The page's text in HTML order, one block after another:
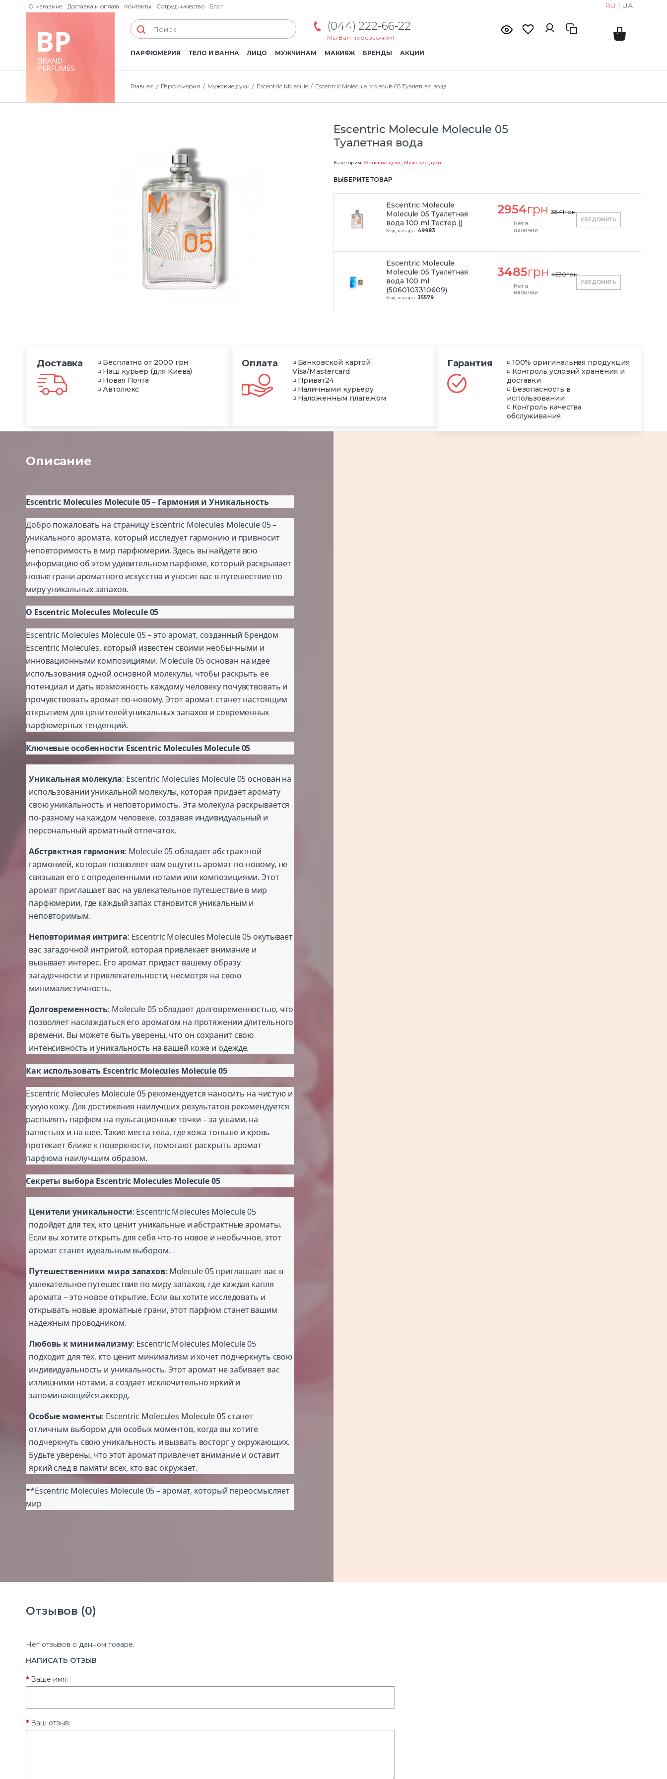
О магазине Доставка и оплата Контакты Сотрудничество Блог RU | UA
(044) 222-66-22
Мы Вам перезвоним!
ПАРФЮМЕРИЯ ТЕЛО И ВАННА ЛИЦО МУЖЧИНАМ МАКИЯЖ БРЕНДЫ АКЦИИ
Главная Парфюмерия Мужские духи Escentric Molecule Escentric Molecule Molecule 05 Туалетная вода
Escentric Molecule Molecule 05
Туалетная вода
Категория: Женские духи , Мужские духи
ВЫБЕРИТЕ ТОВАР
Escentric Molecule
Molecule 05 Туалетная
вода 100 ml Тестер ()
Код товара: 49983
2954грн 3841грн
Нет в
наличии
УВЕДОМИТЬ
Escentric Molecule
Molecule 05 Туалетная
вода 100 ml
(5060103310609)
Код товара: 35579
3485грн 4530грн
Нет в
наличии
УВЕДОМИТЬ
Доставка
◽ Бесплатно от 2000 грн
◽ Наш курьер (для Киева)
◽ Новая Почта
◽ Автолюкс
Оплата
◽ Банковской картой
Visa/Mastercard
◽ Приват24
◽ Наличными курьеру
◽ Наложенным платежом
Гарантия
◽ 100% оригинальная продукция
◽ Контроль условий хранения и
доставки
◽ Безопасность в
использовании
◽ Контроль качества
обслуживания
Описание
Escentric Molecules Molecule 05 – Гармония и Уникальность
Добро пожаловать на страницу Escentric Molecules Molecule 05 –
уникального аромата, который исследует гармонию и привносит
неповторимость в мир парфюмерии. Здесь вы найдете всю
информацию об этом удивительном парфюме, который раскрывает
новые грани ароматного искусства и уносит вас в путешествие по
миру уникальных запахов.
О Escentric Molecules Molecule 05
Escentric Molecules Molecule 05 – это аромат, созданный брендом
Escentric Molecules, который известен своими необычными и
инновационными композициями. Molecule 05 основан на идее
использования одной основной молекулы, чтобы раскрыть ее
потенциал и дать возможность каждому человеку почувствовать и
прочувствовать аромат по-новому. Этот аромат станет настоящим
открытием для ценителей уникальных запахов и современных
парфюмерных тенденций.
Ключевые особенности Escentric Molecules Molecule 05
Уникальная молекула: Escentric Molecules Molecule 05 основан на
использовании уникальной молекулы, которая придает аромату
свою уникальность и неповторимость. Эта молекула раскрывается
по-разному на каждом человеке, создавая индивидуальный и
персональный ароматный отпечаток.
Абстрактная гармония: Molecule 05 обладает абстрактной
гармонией, которая позволяет вам ощутить аромат по-новому, не
связывая его с определенными нотами или композициями. Этот
аромат приглашает вас на увлекательное путешествие в мир
парфюмерии, где каждый запах становится уникальным и
неповторимым.
Неповторимая интрига: Escentric Molecules Molecule 05 окутывает
вас загадочной интригой, которая привлекает внимание и
вызывает интерес. Его аромат придаст вашему образу
загадочности и привлекательности, несмотря на свою
минималистичность.
Долговременность: Molecule 05 обладает долговременностью, что
позволяет наслаждаться его ароматом на протяжении длительного
времени. Вы можете быть уверены, что он сохранит свою
интенсивность и уникальность на вашей коже и одежде.
Как использовать Escentric Molecules Molecule 05
Escentric Molecules Molecule 05 рекомендуется наносить на чистую и
сухую кожу. Для достижения наилучших результатов рекомендуется
распылять парфюм на пульсационные точки – за ушами, на
запястьях и на шее. Такие места тела, где кожа тоньше и кровь
протекает ближе к поверхности, помогают раскрыть аромат
парфюма наилучшим образом.
Секреты выбора Escentric Molecules Molecule 05
Ценители уникальности: Escentric Molecules Molecule 05
подойдет для тех, кто ценит уникальные и абстрактные ароматы.
Если вы хотите открыть для себя что-то новое и необычное, этот
аромат станет идеальным выбором.
Путешественники мира запахов: Molecule 05 приглашает вас в
увлекательное путешествие по миру запахов, где каждая капля
аромата – это новое открытие. Если вы хотите исследовать и
открывать новые ароматные грани, этот парфюм станет вашим
надежным проводником.
Любовь к минимализму: Escentric Molecules Molecule 05
подходит для тех, кто ценит минимализм и хочет подчеркнуть свою
индивидуальность и уникальность. Этот аромат не забивает вас
излишними нотами, а создает исключительно яркий и
запоминающийся аккорд.
Особые моменты: Escentric Molecules Molecule 05 станет
отличным выбором для особых моментов, когда вы хотите
подчеркнуть свою уникальность и вызвать восторг у окружающих.
Будьте уверены, что этот аромат привлечет внимание и оставит
яркий след в памяти всех, кто вас окружает.
**Escentric Molecules Molecule 05 – аромат, который переосмысляет
мир
Отзывов (0)
Нет отзывов о данном товаре.
НАПИСАТЬ ОТЗЫВ
Ваше имя:
Ваш отзыв: